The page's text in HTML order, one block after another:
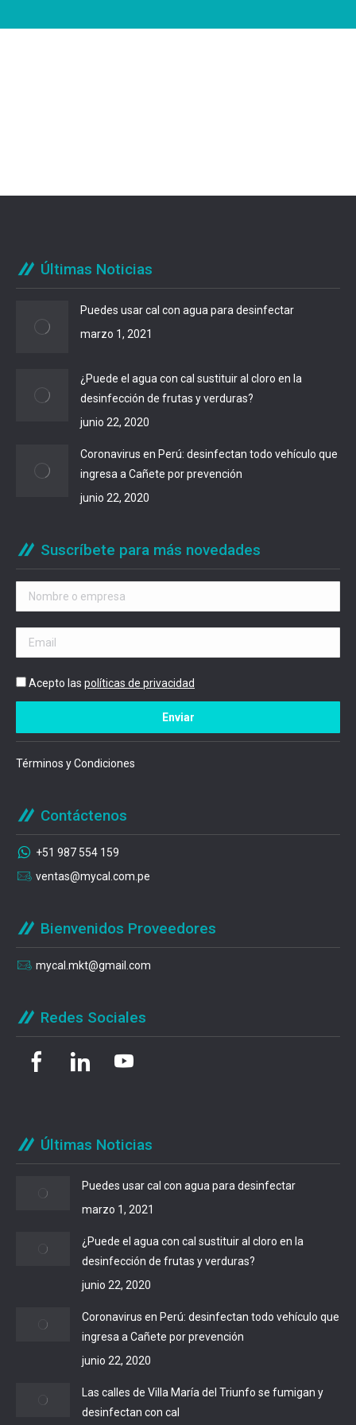
Últimas Noticias
Puedes usar cal con agua para desinfectar
marzo 1, 2021
¿Puede el agua con cal sustituir al cloro en la
desinfección de frutas y verduras?
junio 22, 2020
Coronavirus en Perú: desinfectan todo vehículo que
ingresa a Cañete por prevención
junio 22, 2020
Suscríbete para más novedades
Acepto las políticas de privacidad
Términos y Condiciones
Contáctenos
+51 987 554 159
ventas@mycal.com.pe
Bienvenidos Proveedores
mycal.mkt@gmail.com
Redes Sociales
Últimas Noticias
Puedes usar cal con agua para desinfectar
marzo 1, 2021
¿Puede el agua con cal sustituir al cloro en la
desinfección de frutas y verduras?
junio 22, 2020
Coronavirus en Perú: desinfectan todo vehículo que
ingresa a Cañete por prevención
junio 22, 2020
Las calles de Villa María del Triunfo se fumigan y
desinfectan con cal